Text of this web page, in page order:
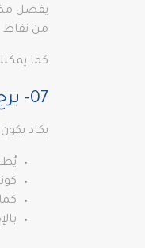
يفصل
من نقاط
كما
07- برج العذراء
يكاد